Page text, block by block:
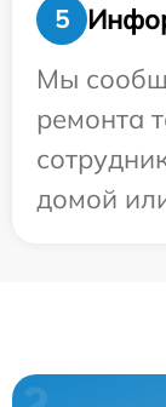
5
Мы
ремонта
домой